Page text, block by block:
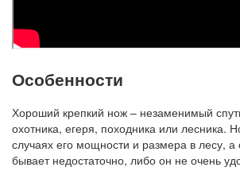
Особенности
Хороший крепкий нож – незаменимый
охотника, егеря, походника или лесника.
случаях его мощности и размера в лесу, а
бывает недостаточно, либо он не очень